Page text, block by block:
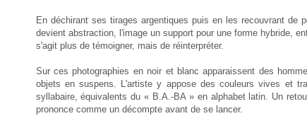
En déchirant ses tirages argentiques puis en les recouvrant de
devient abstraction, l'image un support pour une forme hybride,
s'agit plus de témoigner, mais de réinterpréter.
Sur ces photographies en noir et blanc apparaissent des
objets en suspens. L'artiste y appose des couleurs vives et
syllabaire, équivalents du « B.A.-BA » en alphabet latin. Un
prononce comme un décompte avant de se lancer.